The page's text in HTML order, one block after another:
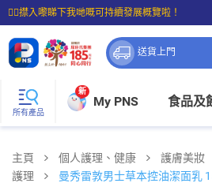
☝🏼㩒入嚟睇下我哋嘅可持續發展概覽啦！
⭐購物滿$399即享免費送貨；滿$100即可免費
送貨上門
所有產品
新
My PNS 食品及
主頁 個人護理、健康 護膚美妝
護理
曼秀雷敦男士草本控油潔面乳